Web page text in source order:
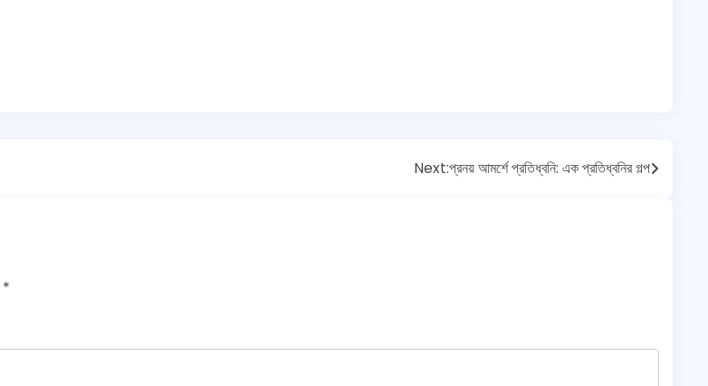
Next:প্রনয় আমর্শে প্রতিধ্বনি: এক প্রতিধ্বনির গল্প
*